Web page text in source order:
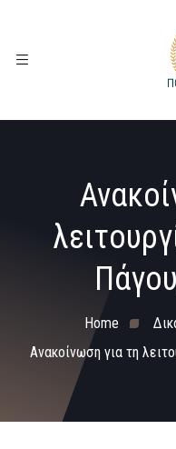
Home
Ανακοίνωση για τη